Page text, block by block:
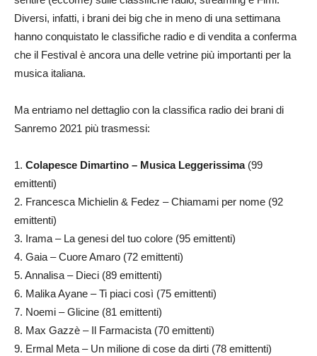
Diversi, infatti, i brani dei big che in meno di una settimana
hanno conquistato le classifiche radio e di vendita a conferma
che il Festival è ancora una delle vetrine più importanti per la
musica italiana.
Ma entriamo nel dettaglio con la classifica radio dei brani di
Sanremo 2021 più trasmessi:
1. Colapesce Dimartino – Musica Leggerissima(99
emittenti)
2. Francesca Michielin & Fedez – Chiamami per nome (92
emittenti)
3. Irama – La genesi del tuo colore (95 emittenti)
4. Gaia – Cuore Amaro (72 emittenti)
5. Annalisa – Dieci (89 emittenti)
6. Malika Ayane – Ti piaci così (75 emittenti)
7. Noemi – Glicine (81 emittenti)
8. Max Gazzè – Il Farmacista (70 emittenti)
9. Ermal Meta – Un milione di cose da dirti (78 emittenti)